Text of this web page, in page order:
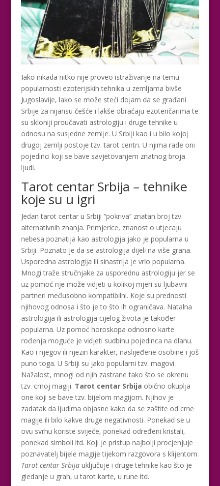
Iako nikada nitko nije proveo istraživanje na temu
popularnosti ezoterijskih tehnika u zemljama bivše
Jugoslavije, lako se može steći dojam da se građani
Srbije za nijansu češće i lakše obraćaju ezoteričarima te
su skloniji proučavati astrologiju i druge tehnike u
odnosu na susjedne zemlje. U Srbiji kao i u bilo kojoj
drugoj zemlji postoje tzv. tarot centri. U njima rade oni
pojedinci koji se bave savjetovanjem znatnog broja
ljudi.
Tarot centar Srbija – tehnike
koje su u igri
Jedan tarot centar u Srbiji “pokriva” znatan broj tzv.
alternativnih znanja. Primjerice, znanost o utjecaju
nebesa poznatija kao astrologija jako je popularna u
Srbiji. Poznato je da se astrologija dijeli na više grana.
Usporedna astrologija ili sinastrija je vrlo popularna.
Mnogi traže stručnjake za usporednu astrologiju jer se
uz pomoć nje može vidjeti u kolikoj mjeri su ljubavni
partneri međusobno kompatibilni. Koje su prednosti
njihovog odnosa i što je to što ih ograničava. Natalna
astrologija ili astrologija cijelog života je također
popularna. Uz pomoć horoskopa odnosno karte
rođenja moguće je vidjeti sudbinu pojedinca na dlanu.
Kao i njegov ili njezin karakter, naslijeđene osobine i još
puno toga. U Srbiji su jako popularni tzv. magovi.
Nažalost, mnogi od njih zastrane tako što se okrenu
tzv. crnoj magiji. Tarot centar Srbija obično okuplja
one koji se bave tzv. bijelom magijom. Njihov je
zadatak da ljudima objasne kako da se zaštite od crne
magije ili bilo kakve druge negativnosti. Ponekad se u
ovu svrhu koriste svijeće, ponekad određeni kristali,
ponekad simboli itd. Koji je pristup najbolji procjenjuje
poznavatelj bijele magije tijekom razgovora s klijentom.
Tarot centar Srbijauključuje i druge tehnike kao što je
gledanje u grah, u tarot karte, u rune itd.